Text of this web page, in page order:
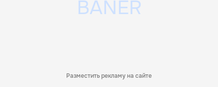
Разместить рекламу на сайте